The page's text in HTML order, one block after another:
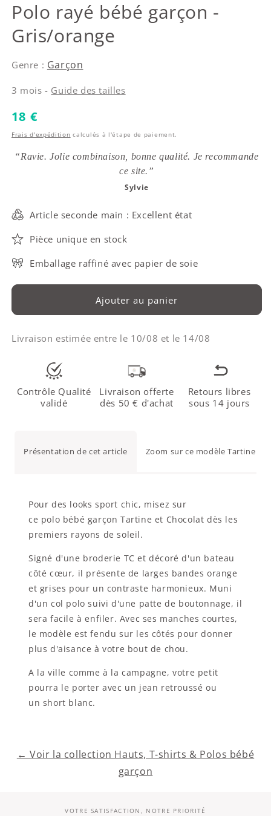
Tartine et Chocolat
Polo rayé bébé garçon -
Gris/orange
Genre : Garçon
3 mois - Guide des tailles
Prix habituel
18 €
Frais d'expédition calculés à l'étape de paiement.
“Ravie. Jolie combinaison, bonne qualité. Je recommande
ce site.”
Sylvie
Article seconde main : Excellent état
Pièce unique en stock
Emballage raffiné avec papier de soie
Ajouter au panier
Livraison estimée entre le 10/08 et le 14/08
Contrôle Qualité
validé
Livraison offerte
dès 50 € d'achat
Retours libres
sous 14 jours
Présentation de cet article Zoom sur ce modèle Tartine et
Pour des looks sport chic, misez sur
ce polo bébé garçon Tartine et Chocolat dès les
premiers rayons de soleil.
Signé d'une broderie TC et décoré d'un bateau
côté cœur, il présente de larges bandes orange
et grises pour un contraste harmonieux. Muni
d'un col polo suivi d'une patte de boutonnage, il
sera facile à enfiler. Avec ses manches courtes,
le modèle est fendu sur les côtés pour donner
plus d'aisance à votre bout de chou.
A la ville comme à la campagne, votre petit
pourra le porter avec un jean retroussé ou
un short blanc.
← Voir la collection Hauts, T-shirts & Polos bébé
garçon
VOTRE SATISFACTION, NOTRE PRIORITÉ